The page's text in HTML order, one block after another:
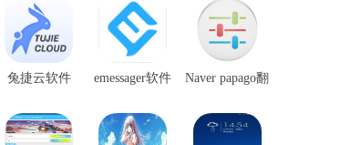
兔捷云软件 emessager软件
Naver papago翻